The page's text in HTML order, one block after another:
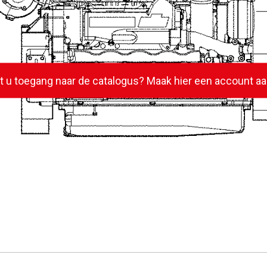
u toegang naar de catalogus? Maak hier een account